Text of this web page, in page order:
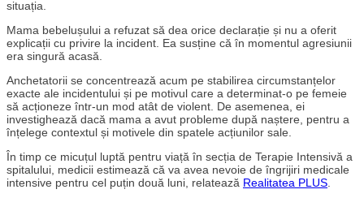
situația.
Mama bebelușului a refuzat să dea orice declarație și nu a oferit
explicații cu privire la incident. Ea susține că în momentul agresiunii
era singură acasă.
Anchetatorii se concentrează acum pe stabilirea circumstanțelor
exacte ale incidentului și pe motivul care a determinat-o pe femeie
să acționeze într-un mod atât de violent. De asemenea, ei
investighează dacă mama a avut probleme după naștere, pentru a
înțelege contextul și motivele din spatele acțiunilor sale.
În timp ce micuțul luptă pentru viață în secția de Terapie Intensivă a
spitalului, medicii estimează că va avea nevoie de îngrijiri medicale
intensive pentru cel puțin două luni, relatează Realitatea PLUS